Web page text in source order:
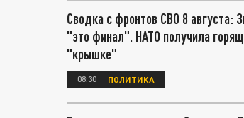
Сводка с фронтов СВО 8 августа:
"это финал". НАТО получила
"крышке"
08:30 ПОЛИТИКА